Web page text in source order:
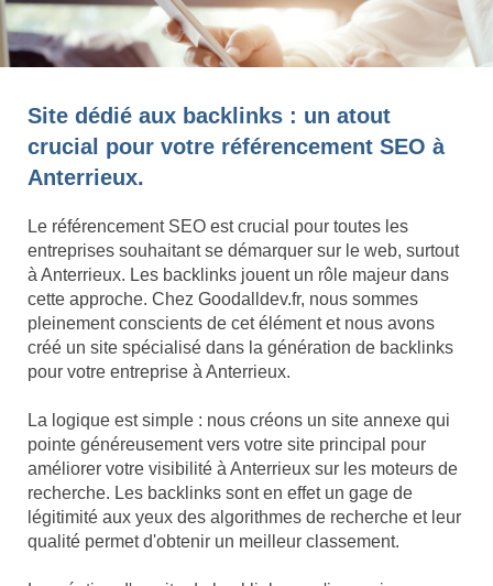
Site dédié aux backlinks : un atout
crucial pour votre référencement SEO à
Anterrieux.
Le référencement SEO est crucial pour toutes les
entreprises souhaitant se démarquer sur le web, surtout
à Anterrieux. Les backlinks jouent un rôle majeur dans
cette approche. Chez Goodalldev.fr, nous sommes
pleinement conscients de cet élément et nous avons
créé un site spécialisé dans la génération de backlinks
pour votre entreprise à Anterrieux.
La logique est simple : nous créons un site annexe qui
pointe généreusement vers votre site principal pour
améliorer votre visibilité à Anterrieux sur les moteurs de
recherche. Les backlinks sont en effet un gage de
légitimité aux yeux des algorithmes de recherche et leur
qualité permet d'obtenir un meilleur classement.